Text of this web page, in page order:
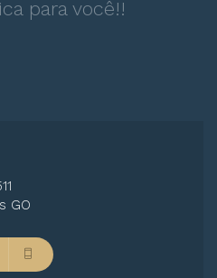
para você!!
GO